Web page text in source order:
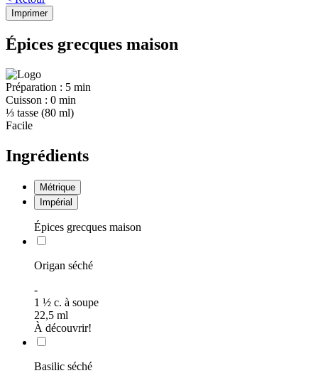
Imprimer
Épices grecques maison
Préparation : 5 min
Cuisson : 0 min
⅓ tasse (80 ml)
Facile
Ingrédients
Métrique
Impérial
Épices grecques maison
Origan séché
-
1 ½ c. à soupe
22,5 ml
À découvrir!
Basilic séché